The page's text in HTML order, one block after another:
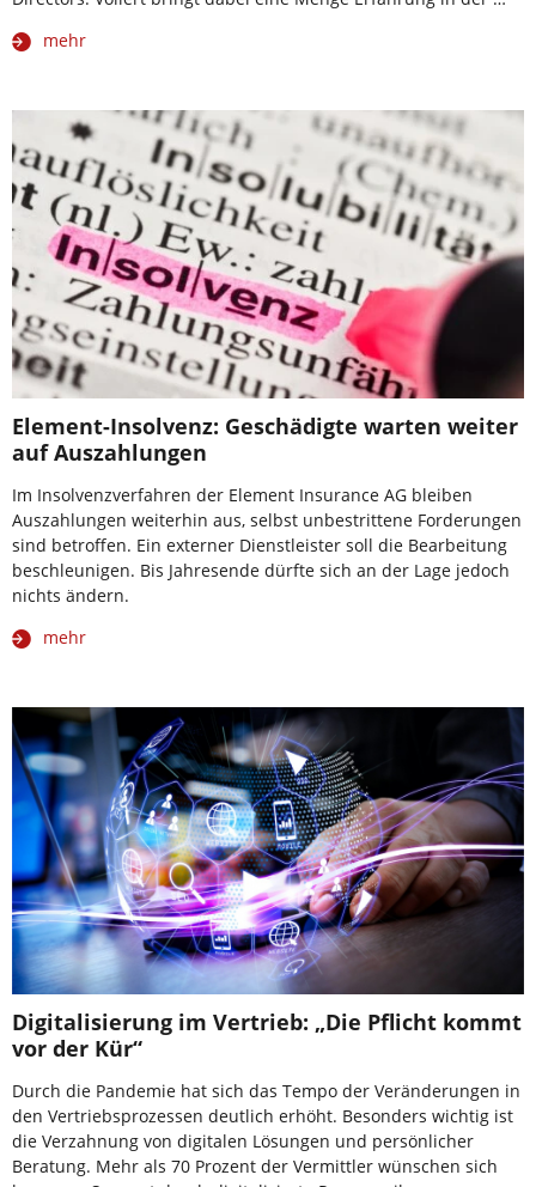
mehr
Element-Insolvenz: Geschädigte warten weiter
auf Auszahlungen
Im Insolvenzverfahren der Element Insurance AG bleiben
Auszahlungen weiterhin aus, selbst unbestrittene Forderungen
sind betroffen. Ein externer Dienstleister soll die Bearbeitung
beschleunigen. Bis Jahresende dürfte sich an der Lage jedoch
nichts ändern.
mehr
Digitalisierung im Vertrieb: „Die Pflicht kommt
vor der Kür“
Durch die Pandemie hat sich das Tempo der Veränderungen in
den Vertriebsprozessen deutlich erhöht. Besonders wichtig ist
die Verzahnung von digitalen Lösungen und persönlicher
Beratung. Mehr als 70 Prozent der Vermittler wünschen sich